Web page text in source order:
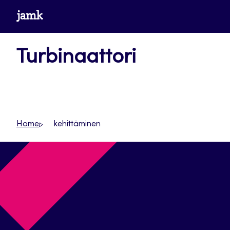
Siirrywww.jamk.fi
Turbinaattori
Home kehittäminen